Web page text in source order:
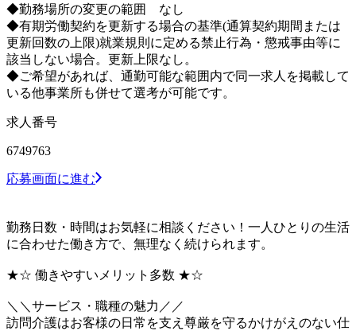
◆勤務場所の変更の範囲 なし
◆有期労働契約を更新する場合の基準(通算契約期間または
更新回数の上限)就業規則に定める禁止行為・懲戒事由等に
該当しない場合。更新上限なし。
◆ご希望があれば、通勤可能な範囲内で同一求人を掲載して
いる他事業所も併せて選考が可能です。
求人番号
6749763
応募画面に進む
勤務日数・時間はお気軽に相談ください！一人ひとりの生活
に合わせた働き方で、無理なく続けられます。
★☆ 働きやすいメリット多数 ★☆
＼＼サービス・職種の魅力／／
訪問介護はお客様の日常を支え尊厳を守るかけがえのない仕